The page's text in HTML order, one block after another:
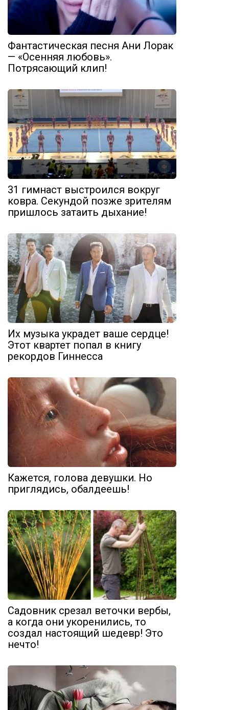
Фантастическая песня Ани Лорак
— «Осенняя любовь».
Потрясающий клип!
31 гимнаст выстроился вокруг
ковра. Секундой позже зрителям
пришлось затаить дыхание!
Их музыка украдет ваше сердце!
Этот квартет попал в книгу
рекордов Гиннесса
Кажется, голова девушки. Но
приглядись, обалдеешь!
Садовник срезал веточки вербы,
а когда они укоренились, то
создал настоящий шедевр! Это
нечто!